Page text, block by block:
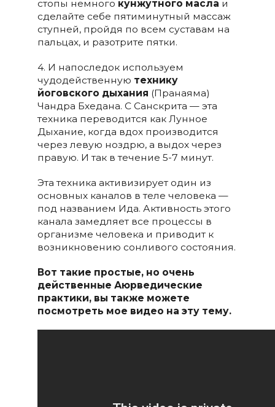
стопы немного кунжутного масла и
сделайте себе пятиминутный массаж
ступней, пройдя по всем суставам на
пальцах, и разотрите пятки.
4. И напоследок используем
чудодейственную технику
йоговского дыхания (Пранаяма)
Чандра Бхедана. С Санскрита — эта
техника переводится как Лунное
Дыхание, когда вдох производится
через левую ноздрю, а выдох через
правую. И так в течение 5-7 минут.
Эта техника активизирует один из
основных каналов в теле человека —
под названием Ида. Активность этого
канала замедляет все процессы в
организме человека и приводит к
возникновению сонливого состояния.
Вот такие простые, но очень
действенные Аюрведические
практики, вы также можете
посмотреть мое видео на эту тему.